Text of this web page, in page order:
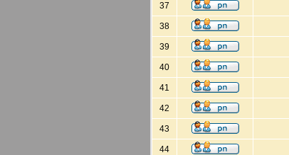
37
38
39
40
41
42
43
44